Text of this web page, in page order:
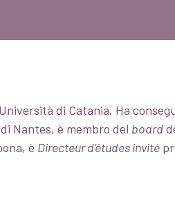
di Catania. Ha
di Nantes, è membro del board
è Directeur d’études invité